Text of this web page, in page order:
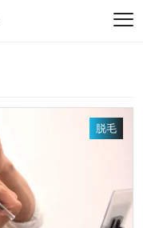
脱毛